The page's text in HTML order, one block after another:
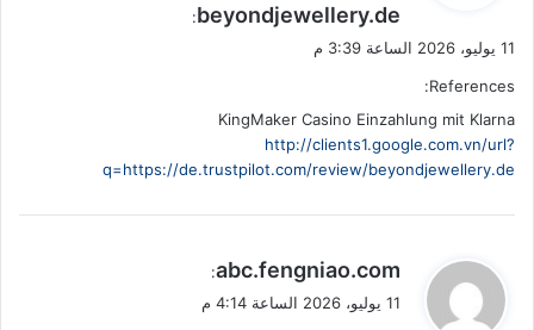
ل
beyondjewellery.de
:
11 يوليو، 2026 الساعة 3:39 م
References:
KingMaker Casino Einzahlung mit Klarna
http://clients1.google.com.vn/url?
q=https://de.trustpilot.com/review/beyondjewellery.de
ي
ق
abc.fengniao.com
:
11 يوليو، 2026 الساعة 4:14 م